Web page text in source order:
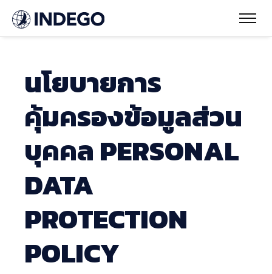
นโยบายการ
คุ้มครองข้อมูลส่วน
บุคคล PERSONAL
DATA
PROTECTION
POLICY